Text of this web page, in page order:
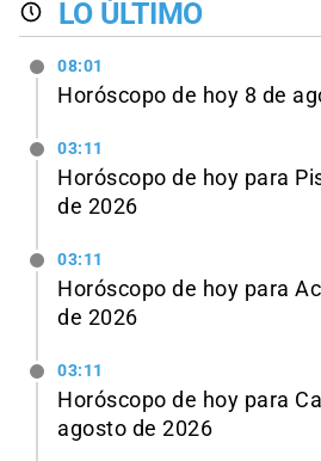
LO ÚLTIMO
08:01
Horóscopo de hoy 8 de
03:11
Horóscopo de hoy para
de 2026
03:11
Horóscopo de hoy para
de 2026
03:11
Horóscopo de hoy para
agosto de 2026